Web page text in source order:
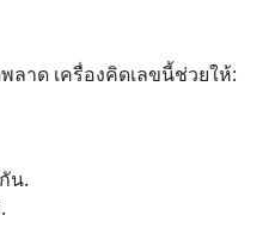
ลาด เครื่องคิดเลขนี้ช่วยให้:
น.